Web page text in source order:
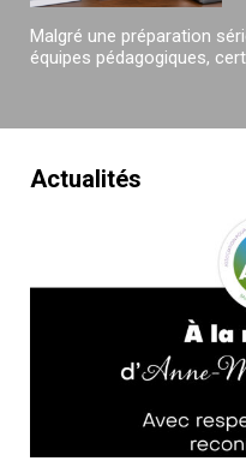
Malgré une préparation
équipes pédagogiques,
Actualités